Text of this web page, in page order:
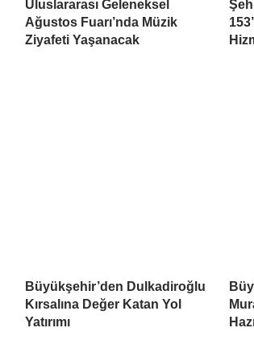
Uluslararası Geleneksel
Ağustos Fuarı’nda Müzik
Ziyafeti Yaşanacak
Büyükşehir’den Dulkadiroğlu
Kırsalına Değer Katan Yol
Yatırımı